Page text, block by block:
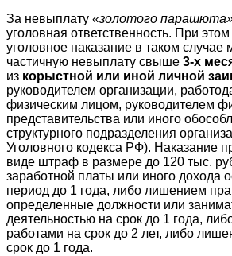
За невыплату «золотого
уголовная ответственность. При
уголовное наказание в таком случае
частичную невыплату свыше 3-х
из корыстной или иной личной
руководителем организации,
физическим лицом, руководителем
представительства или иного
структурного подразделения
Уголовного кодекса РФ). Наказание
виде штраф в размере до 120 тыс.
заработной платы или иного дохода
период до 1 года, либо лишением
определенные должности или
деятельностью на срок до 1 года,
работами на срок до 2 лет, либо
срок до 1 года.